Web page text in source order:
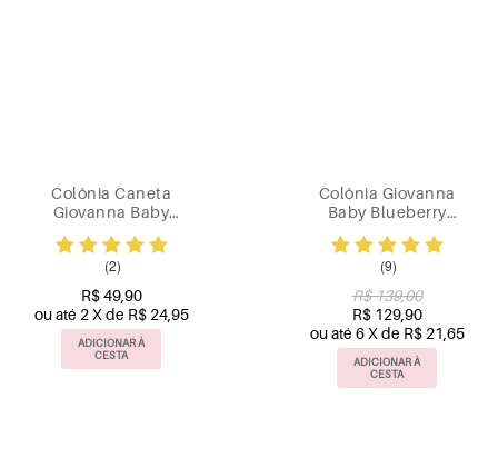
Colônia Caneta
Giovanna Baby
(2)
R$ 49,90
ou até 2 X de R$ 24,95
ADICIONAR À
CESTA
Colônia Giovanna
Baby Blueberry
(9)
R$ 139,00
R$ 129,90
ou até 6 X de R$ 21,65
ADICIONAR À
CESTA